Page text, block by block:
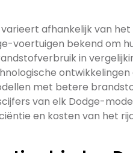
afhankelijk van
voertuigen bekend om
in
met betere
van elk Dodge-
en kosten van het